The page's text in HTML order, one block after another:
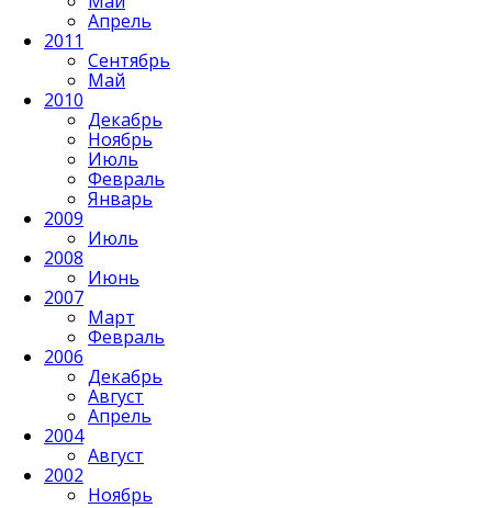
Апрель
2011
Сентябрь
Май
2010
Декабрь
Ноябрь
Июль
Февраль
Январь
2009
Июль
2008
Июнь
2007
Март
Февраль
2006
Декабрь
Август
Апрель
2004
Август
2002
Ноябрь